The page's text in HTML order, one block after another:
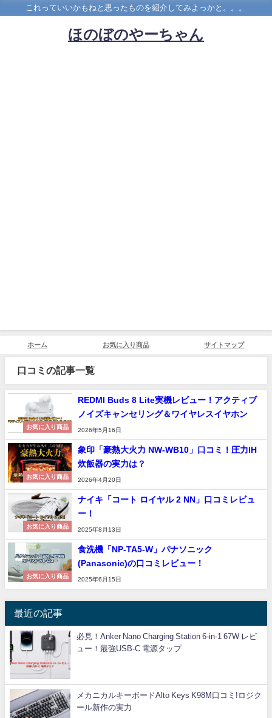
これっていいかもねと思ったものを紹介してみよっかと。。。
ほのぼのやーちゃん
ホーム お気に入り商品 サイトマップ
口コミの記事一覧
お気に入り商品
REDMI Buds 8 Lite実機レビュー！アクティブ
ノイズキャンセリング＆ワイヤレスイヤホン
2026年5月16日
お気に入り商品
象印「豪熱大火力 NW-WB10」口コミ！圧力IH
炊飯器の実力は？
2026年4月20日
お気に入り商品
ナイキ「コート ロイヤル 2 NN」口コミレビュ
ー！
2025年8月13日
お気に入り商品
食洗機「NP-TA5-W」パナソニック
(Panasonic)の口コミレビュー！
2025年6月15日
最近の記事
必見！Anker Nano Charging Station 6-in-1 67W レビ
ュー！最強USB-C 電源タップ
メカニカルキーボードAlto Keys K98M口コミ!ロジク
ール新作の実力